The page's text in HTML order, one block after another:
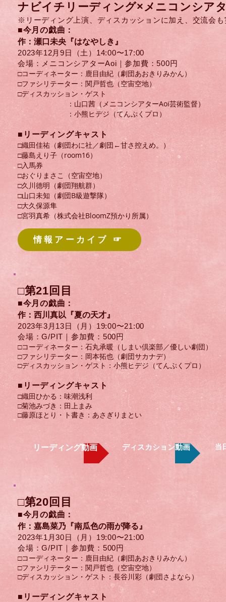
ナビイチリーディング×メニコンシア
​※リーディング上演、ディスカッションに加え、交流会も
■今月の戯曲 ：
作：瀬口未央『はなやしき』
2023年12月9日（土）​14:00〜17:00
会場：メニコンシアターAoi｜参加費：500円
□コーディネーター：鹿目由紀（劇団あおきりみかん）
□ファシリテーター：関戸哲也（空宙空地）
​□ディスカッション・ゲスト
：山口茜（メニコンシアターAoi芸術監督）
：小熊ヒデジ（てんぷくプロ）
​■リーディングキャスト
□織田佳祐（劇団わに社／劇団←甘さ控えめ。）
□藤島えり子​（room16）
□入馬券
□おぐりまさこ​（空宙空地）
□久川德明（劇団翔航群）
□山口未知​（劇団B級遊撃隊）
□大久保源隼
□宮羽真希（株式会社BloomZ預かり所属）
情報アーカイブ ☞
□第21 回目
■今月の戯曲 ：
作：西川真以『夏の天才』
2023年3 月13日（月）​19:00〜21:00
会場：G/PIT｜参加費：500円
□コーディネーター：石丸承暖（しまい倶楽部／優しい劇団）
□ファシリテーター：岡本拓也（劇団サカナデ）
​□ディスカッション・ゲスト：小熊ヒデジ（てんぷくプロ）
​■リーディングキャスト
□織田ひかる：​味潮浅利
□菊池みづき：田上まみ
□藤原ほとり・ト書き：あさぎりまとい
リーディング動画 ディスカション動画 当
□第20 回目
■今月の戯曲 ：
作：嘉島菜乃『南瓜色の雨が降る』
2023年1月30日（月）​19:00〜21:00
会場：G/PIT｜参加費：500円
□コーディネーター：鹿目由紀（劇団あおきりみかん）
□ファシリテーター：関戸哲也（空宙空地）
​□ディスカッション・ゲスト：長谷川彩（劇団さよなら）
​■リーディングキャスト